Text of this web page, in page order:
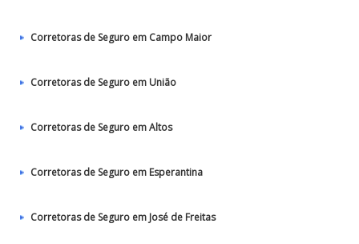
Corretoras de Seguro em Campo Maior
Corretoras de Seguro em União
Corretoras de Seguro em Altos
Corretoras de Seguro em Esperantina
Corretoras de Seguro em José de Freitas